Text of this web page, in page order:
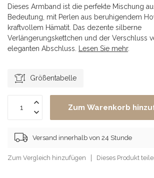
Dieses Armband ist die perfekte Mischung
Bedeutung, mit Perlen aus beruhigendem
kraftvollem Hämatit. Das dezente silberne
Verlängerungskettchen und der Verschluss
eleganten Abschluss.
Lesen Sie mehr.
Größentabelle
Zum Warenkorb
Versand innerhalb von 24 Stunde
Zum Vergleich hinzufügen Dieses Produkt